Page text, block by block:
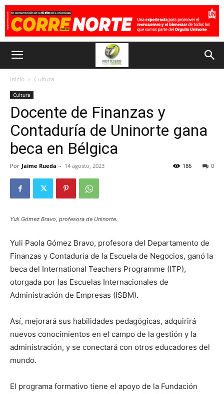
Inicio Cultura
Cultura
Docente de Finanzas y
Contaduría de Uninorte gana
beca en Bélgica
Por Jaime Rueda - 14 agosto, 2023 0
186
Yuli Gómez Bravo, profesora de Uninorte.
Yuli Paola Gómez Bravo, profesora del Departamento de
Finanzas y Contaduría de la Escuela de Negocios, ganó la
beca del International Teachers Programme (ITP),
otorgada por las Escuelas Internacionales de
Administración de Empresas (ISBM).
Así, mejorará sus habilidades pedagógicas, adquirirá
nuevos conocimientos en el campo de la gestión y la
administración, y se conectará con otros educadores del
mundo.
El programa formativo tiene el apoyo de la Fundación